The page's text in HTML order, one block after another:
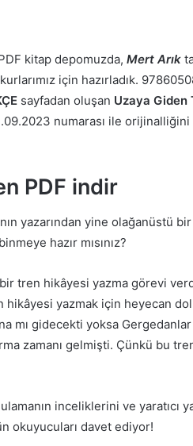
kitap depomuzda, Mert Arık
için hazırladık.
sayfadan oluşan Uzaya Giden
numarası ile
PDF indir
yazarından yine olağanüstü
hazır mısınız?
tren hikâyesi yazma görevi
yazmak için heyecan
mı gidecekti yoksa Gergedanlar
zamanı gelmişti. Çünkü bu
inceliklerini ve yaratıcı
okuyucuları davet ediyor!